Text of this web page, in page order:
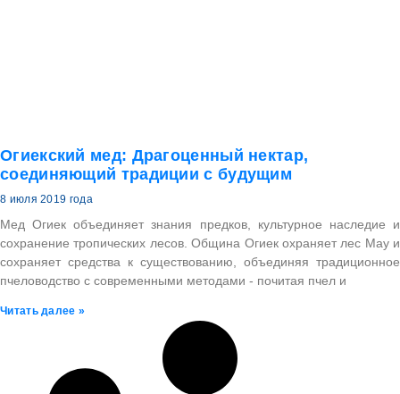
Огиекский мед: Драгоценный нектар,
соединяющий традиции с будущим
8 июля 2019 года
Мед Огиек объединяет знания предков, культурное наследие и
сохранение тропических лесов. Община Огиек охраняет лес Мау и
сохраняет средства к существованию, объединяя традиционное
пчеловодство с современными методами - почитая пчел и
Читать далее »